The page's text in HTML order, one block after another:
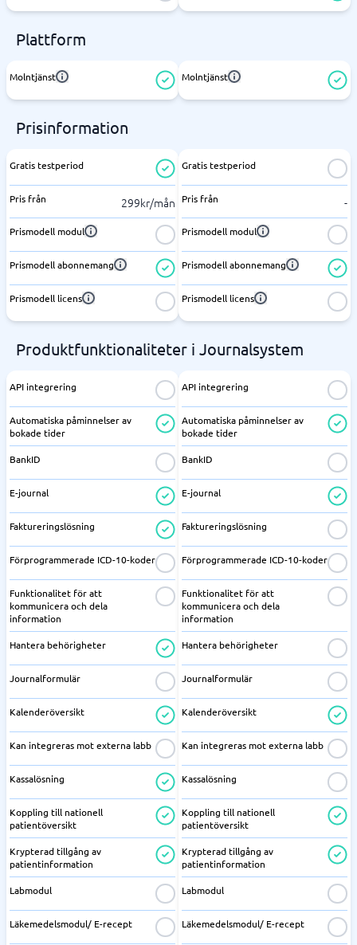
Plattform
Molntjänst Molntjänst
Prisinformation
Gratis testperiod
Pris från 299kr/mån
Prismodell modul
Prismodell abonnemang
Prismodell licens
Gratis testperiod
Pris från -
Prismodell modul
Prismodell abonnemang
Prismodell licens
Produktfunktionaliteter i Journalsystem
API integrering
Automatiska påminnelser av
bokade tider
BankID
E-journal
Faktureringslösning
Förprogrammerade ICD-10-koder
Funktionalitet för att
kommunicera och dela
information
Hantera behörigheter
Journalformulär
Kalenderöversikt
Kan integreras mot externa labb
Kassalösning
Koppling till nationell
patientöversikt
Krypterad tillgång av
patientinformation
Labmodul
Läkemedelsmodul/ E-recept
API integrering
Automatiska påminnelser av
bokade tider
BankID
E-journal
Faktureringslösning
Förprogrammerade ICD-10-koder
Funktionalitet för att
kommunicera och dela
information
Hantera behörigheter
Journalformulär
Kalenderöversikt
Kan integreras mot externa labb
Kassalösning
Koppling till nationell
patientöversikt
Krypterad tillgång av
patientinformation
Labmodul
Läkemedelsmodul/ E-recept